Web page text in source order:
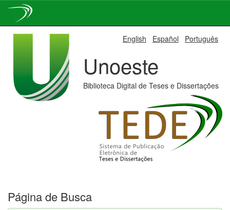
English Español Português
Unoeste
Biblioteca Digital de Teses e Dissertações
Página de Busca